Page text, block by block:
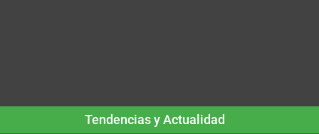
Tendencias y Actualidad